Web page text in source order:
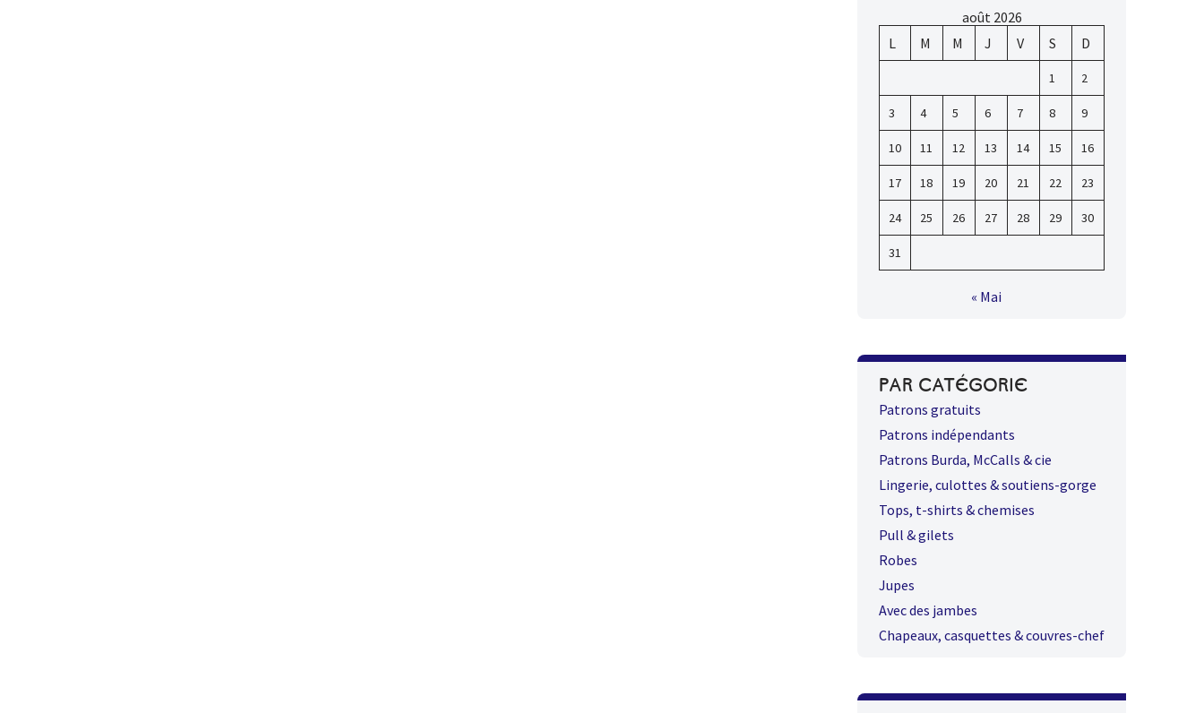
août 2026
L
M M J V S D
1 2
3 4 5 6 7 8 9
10 11 12 13 14 15 16
17 18 19 20 21 22 23
24 25 26 27 28 29 30
31
« Mai
PAR CATÉGORIE
Patrons gratuits
Patrons indépendants
Patrons Burda, McCalls & cie
Lingerie, culottes & soutiens-gorge
Tops, t-shirts & chemises
Pull & gilets
Robes
Jupes
Avec des jambes
Chapeaux, casquettes & couvres-chef